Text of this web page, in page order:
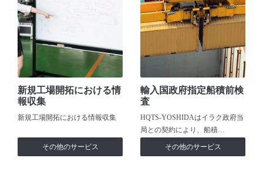
新規工場開拓における情
報収集
新規工場開拓における情報収集
その他のサービス
輸入国政府指定船積前検
査
HQTS-YOSHIDAはイラク政府当
局との契約により、船積…
その他のサービス